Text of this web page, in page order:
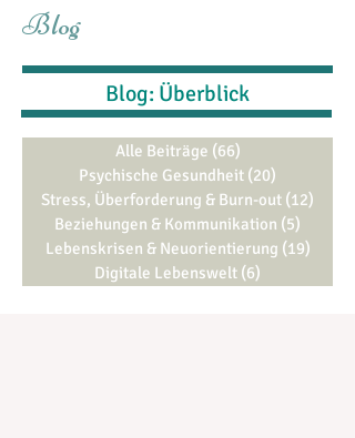
Blog
Blog: Überblick
Alle Beiträge (66)
Psychische Gesundheit (20)
Stress, Überforderung & Burn-out (12)
Beziehungen & Kommunikation (5)
Lebenskrisen & Neuorientierung (19)
Digitale Lebenswelt (6)